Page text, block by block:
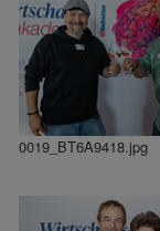
0019_BT6A9418.jpg